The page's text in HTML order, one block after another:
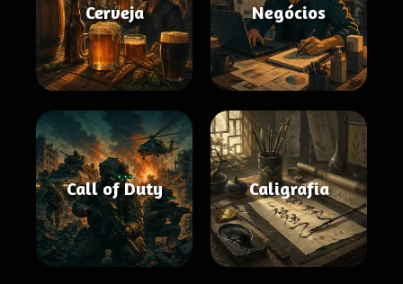
Cerveja Negócios
Call of Duty Caligrafia